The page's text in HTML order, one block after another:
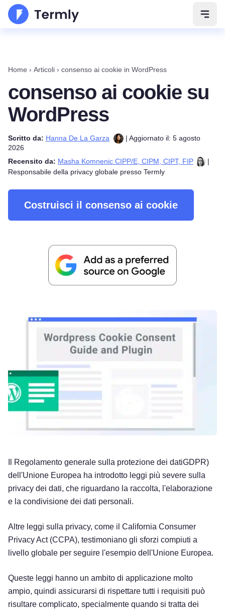
Apri
Home › Articoli › consenso ai cookie in WordPress
consenso ai cookie su
WordPress
Scritto da: Hanna De La Garza
| Aggiornato il: 5 agosto
2026
Recensito da: Masha Komnenic CIPP/E, CIPM, CIPT, FIP
|
Responsabile della privacy globale presso Termly
Costruisci il consenso ai cookie
Il Regolamento generale sulla protezione dei datiGDPR)
dell'Unione Europea ha introdotto leggi più severe sulla
privacy dei dati, che riguardano la raccolta, l'elaborazione
e la condivisione dei dati personali.
Altre leggi sulla privacy, come il California Consumer
Privacy Act (CCPA), testimoniano gli sforzi compiuti a
livello globale per seguire l'esempio dell'Unione Europea.
Queste leggi hanno un ambito di applicazione molto
ampio, quindi assicurarsi di rispettare tutti i requisiti può
risultare complicato, specialmente quando si tratta dei